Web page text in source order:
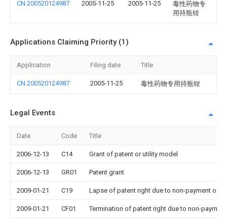
CN 200520124987 2005-11-25 2005-11-25
毒性药物专
用持瓶钳
Applications Claiming Priority (1)
Application Filing date Title
CN 200520124987 2005-11-25 毒性药物专用持瓶钳
Legal Events
Date Code Title
2006-12-13 C14 Grant of patent or utility model
2006-12-13 GR01 Patent grant
2009-01-21 C19 Lapse of patent right due to non-payment of
2009-01-21 CF01 Termination of patent right due to non-